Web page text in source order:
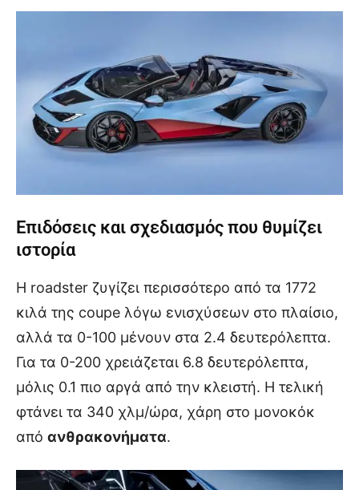
Επιδόσεις και σχεδιασμός που θυμίζει
ιστορία
Η roadster ζυγίζει περισσότερο από τα 1772
κιλά της coupe λόγω ενισχύσεων στο πλαίσιο,
αλλά τα 0-100 μένουν στα 2.4 δευτερόλεπτα.
Για τα 0-200 χρειάζεται 6.8 δευτερόλεπτα,
μόλις 0.1 πιο αργά από την κλειστή. Η τελική
φτάνει τα 340 χλμ/ώρα, χάρη στο μονοκόκ
από ανθρακονήματα.